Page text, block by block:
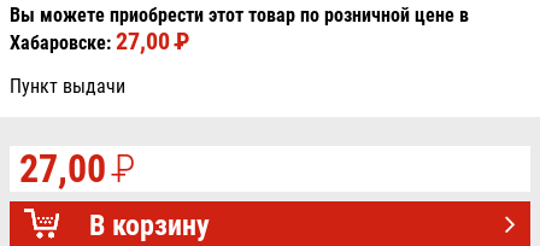
Вы можете приобрести этот товар по розничной цене в
Хабаровске: 27,00PУБ.
Пункт выдачи
27,00P
УБ.
В корзину